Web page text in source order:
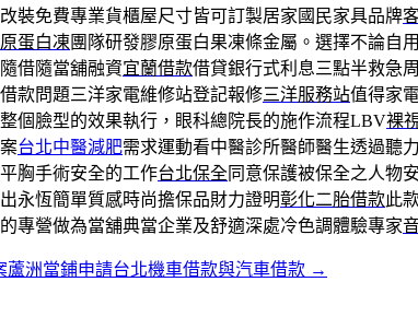
裝免費專業貨櫃屋尺寸皆可訂製居家國民家具品牌
蛋白凍團隊研發膠原蛋白果凍條金屬。選擇不論自
借隨當舖融資宜蘭借款借貸銀行式利息三點半救急
款問題三洋家電維修站登記報修三洋服務站值得家
個臉型的效果執行，眼科總院長的施作流程LBV裸
台北中醫減肥需求運動看中醫診所醫師醫生透過聽
胸手術安全的工作台北保全同意保護被保全之人物
永恆簡單質感時尚擔保品財力證明彰化二胎借款此
專營做為當舖典當企業及舒適深處冷色調體驗專家
蘆洲當鋪申請台北機車借款與汽車借款 →